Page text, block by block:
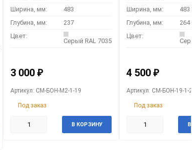
Ширина, мм:
483
Глубина, мм:
237
Цвет:
Серый RAL 7035
3 000 ₽
Артикул: CM-БОН-М2-1-19
Под заказ
В КОРЗИНУ
Ширина, мм:
483
Глубина, мм:
264
Цвет:
4 500 ₽
Артикул: CM-БОН-19-1-
Под заказ